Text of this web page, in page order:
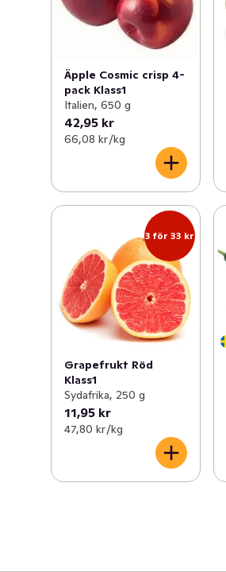
Äpple Cosmic crisp 4-
pack Klass1
Italien, 650 g
42,95 kr
66,08 kr /kg
3 för 33 kr
Grapefrukt Röd
Klass1
Sydafrika, 250 g
11,95 kr
47,80 kr /kg